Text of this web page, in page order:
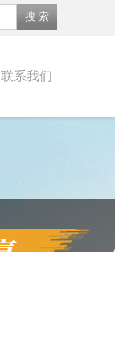
联系我们